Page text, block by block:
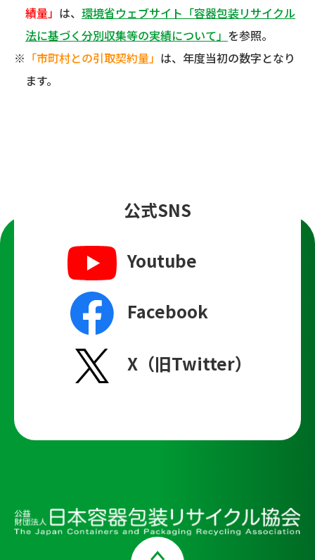
績量」 は、 環境省ウェブサイト「容器包装リサイクル
法に基づく分別収集等の実績について」 を参照。
※ 「市町村との引取契約量」 は、年度当初の数字となり
ます。
公式SNS
Youtube
Facebook
X（旧Twitter）